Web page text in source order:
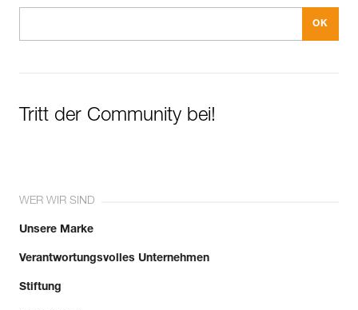
Tritt der Community bei!
WER WIR SIND
Unsere Marke
Verantwortungsvolles Unternehmen
Stiftung